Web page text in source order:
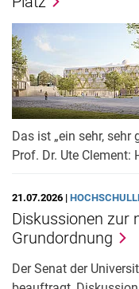
Das ist „ein sehr,
Prof. Dr. Ute Clement:
21.07.2026 |
Diskussionen zur
Grundordnung
Der Senat der